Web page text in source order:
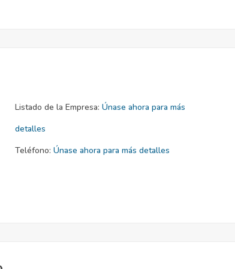
Listado de la Empresa: Únase ahora para más
detalles
Teléfono: Únase ahora para más detalles